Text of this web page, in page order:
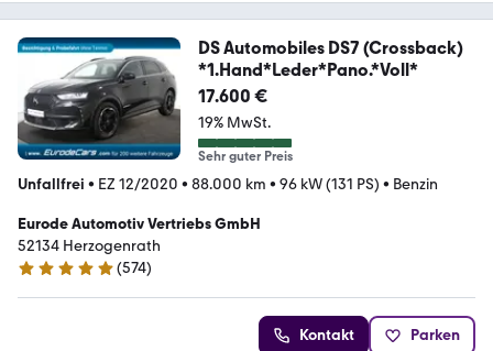
DS Automobiles DS7 (Crossback)
*1.Hand*Leder*Pano.*Voll*
17.600 €
19% MwSt.
Sehr guter Preis
Unfallfrei • EZ 12/2020 • 88.000 km • 96 kW (131 PS) • Benzin
Eurode Automotiv Vertriebs GmbH
52134 Herzogenrath
4.8 Sterne
(574)
Kontakt Parken